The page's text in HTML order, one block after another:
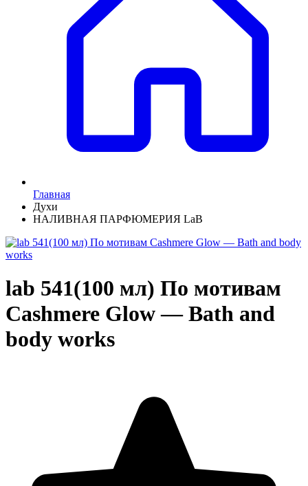
Главная
Духи
НАЛИВНАЯ ПАРФЮМЕРИЯ LaB
lab 541(100 мл) По мотивам
Cashmere Glow — Bath and
body works